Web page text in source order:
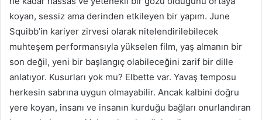
koyan, sessiz ama derinden etkileyen bir yapım. June
Squibb’in kariyer zirvesi olarak nitelendirilebilecek
muhteşem performansıyla yükselen film, yaş almanın bir
son değil, yeni bir başlangıç olabileceğini zarif bir dille
anlatıyor. Kusurları yok mu? Elbette var. Yavaş temposu
herkesin sabrına uygun olmayabilir. Ancak kalbini doğru
yere koyan, insanı ve insanın kurduğu bağları onurlandıran